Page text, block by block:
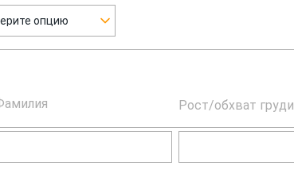
опцию
Рост/обхват груди